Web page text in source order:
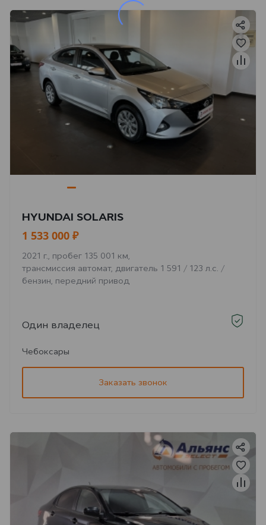
HYUNDAI SOLARIS
1 533 000 ₽
2021 г., пробег 135 001 км,
трансмиссия автомат, двигатель 1 591 / 123 л.с. /
бензин, передний привод
Один владелец
Чебоксары
Заказать звонок